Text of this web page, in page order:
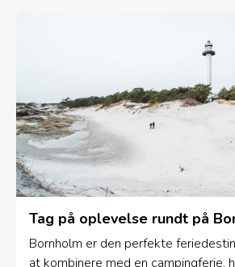
Tag på oplevelse rundt på
Bornholm er den perfekte
at kombinere med en campingferie,